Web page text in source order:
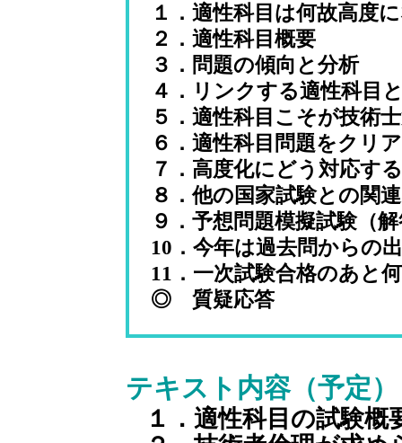
１．適性科目は何故高度
２．適性科目概要
３．問題の傾向と分析
４．リンクする適性科目
５．適性科目こそが技術
６．適性科目問題をク
７．高度化にどう対応す
８．他の国家試験との関
９．予想問題模擬試験（
10．今年は過去問からの
11．一次試験合格のあと
◎ 質疑応答
テキスト内容（予定）
１．適性科目の試験概